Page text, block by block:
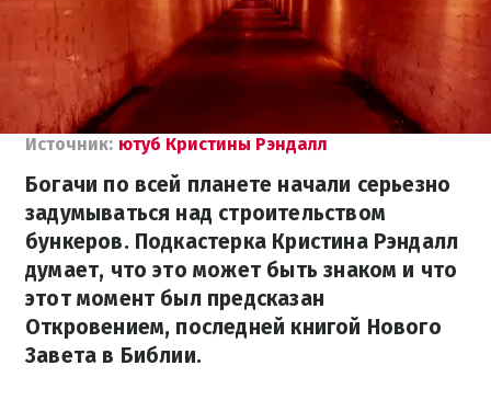
Источник: ютуб Кристины Рэндалл
Богачи по всей планете начали серьезно
задумываться над строительством
бункеров. Подкастерка Кристина Рэндалл
думает, что это может быть знаком и что
этот момент был предсказан
Откровением, последней книгой Нового
Завета в Библии.